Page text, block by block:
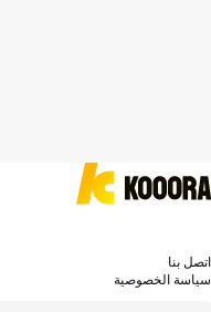
اتصل بنا
سياسة الخصوصية